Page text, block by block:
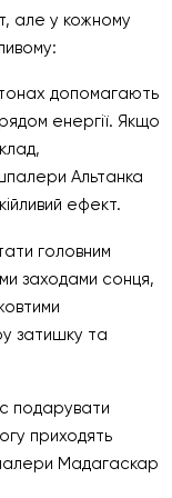
але у кожному
допомагають
енергії. Якщо
Альтанка
ефект.
головним
заходами сонця,
затишку та
подарувати
приходять
Мадагаскар